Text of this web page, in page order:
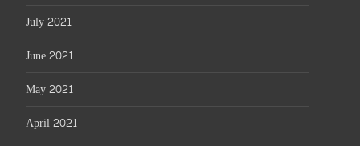
July 2021
June 2021
May 2021
April 2021